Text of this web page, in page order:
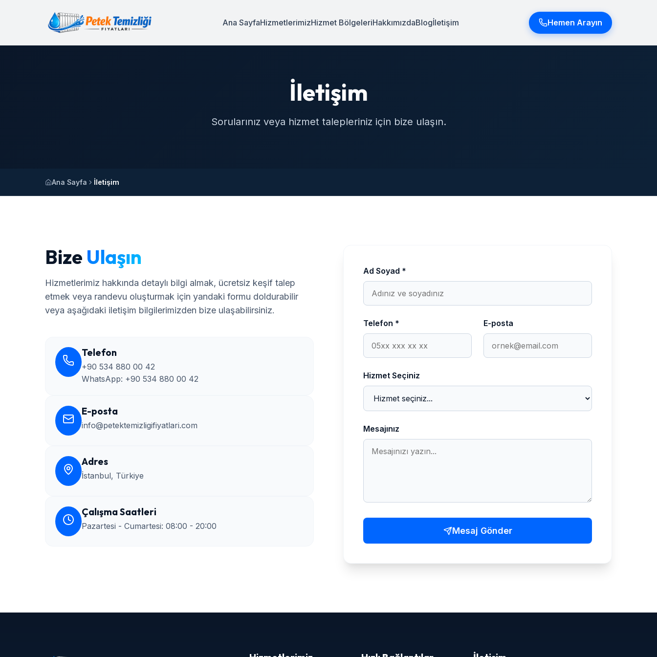
Ana SayfaHizmetlerimizHizmet BölgeleriHakkımızdaBlogİletişim Hemen Arayın
İletişim
Sorularınız veya hizmet talepleriniz için bize ulaşın.
Ana Sayfa İletişim
Bize Ulaşın
Hizmetlerimiz hakkında detaylı bilgi almak, ücretsiz keşif talep
etmek veya randevu oluşturmak için yandaki formu doldurabilir
veya aşağıdaki iletişim bilgilerimizden bize ulaşabilirsiniz.
Telefon
+90 534 880 00 42
WhatsApp: +90 534 880 00 42
E-posta
info@petektemizligifiyatlari.com
Adres
İstanbul, Türkiye
Çalışma Saatleri
Pazartesi - Cumartesi: 08:00 - 20:00
Ad Soyad *
Telefon * E-posta
Hizmet Seçiniz
Mesajınız
Mesaj Gönder